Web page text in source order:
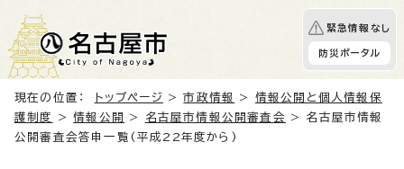
緊急情報なし
防災ポータル
現在の位置： トップページ >市政情報 > 情報公開と個人情報保
護制度
>情報公開 > 名古屋市情報公開審査会
> 名古屋市情報
公開審査会答申一覧(平成22年度から)